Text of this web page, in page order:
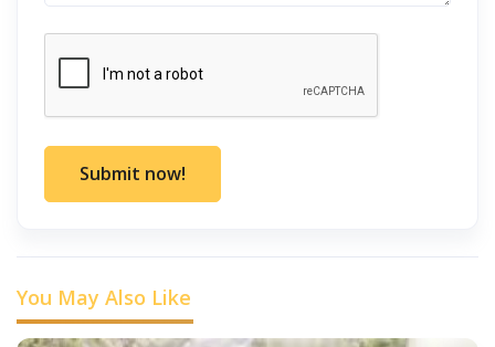
Submit now!
You May Also Like